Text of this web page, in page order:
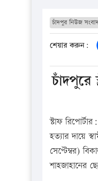
চাঁদপুর নিউজ
শেয়ার করুন:
চাঁদপুরে
স্টাফ
হত্যার দায়ে
সেপ্টেম্বর)
শাহজাহানের